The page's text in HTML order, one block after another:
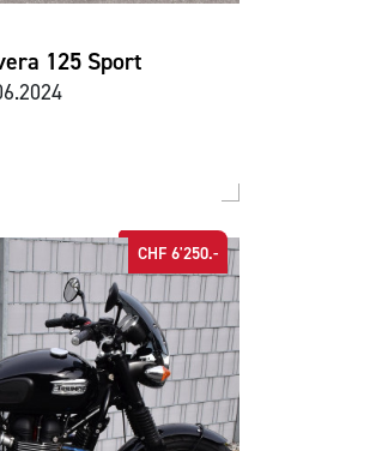
125 Sport
CHF 6'250.-